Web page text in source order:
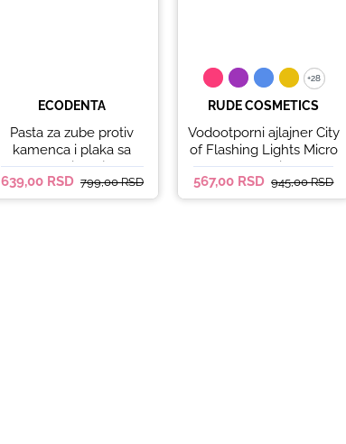
ECODENTA
Pasta za zube protiv
kamenca i plaka sa
kokosovim uljem
Ecodenta ORGANIC
ANTI-PLAQUE 75ml
639,00 RSD 799,00 RSD
+28
+28
RUDE COSMETICS
Vodootporni ajlajner City
of Flashing Lights Micro
Retractable Liner - It's
Lit
567,00 RSD 945,00 RSD